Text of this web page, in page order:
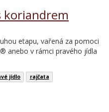
koriandrem
etapu, vařená za pomoci
anebo v rámci pravého jídla
jídlo
rajčata